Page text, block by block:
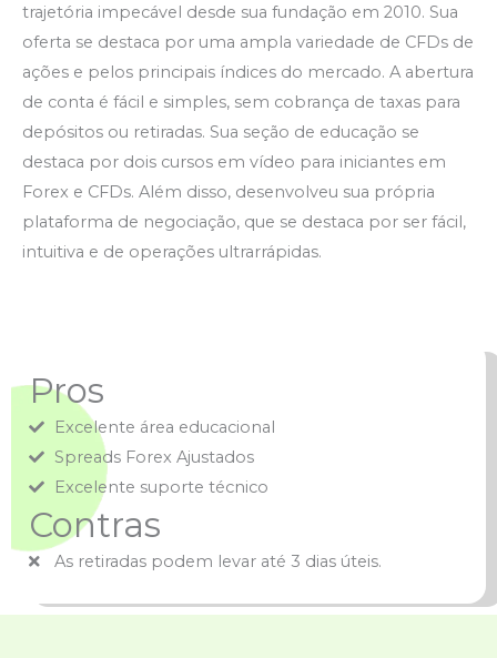
trajetória impecável desde sua fundação em 2010. Sua
oferta se destaca por uma ampla variedade de CFDs de
ações e pelos principais índices do mercado. A abertura
de conta é fácil e simples, sem cobrança de taxas para
depósitos ou retiradas. Sua seção de educação se
destaca por dois cursos em vídeo para iniciantes em
Forex e CFDs. Além disso, desenvolveu sua própria
plataforma de negociação, que se destaca por ser fácil,
intuitiva e de operações ultrarrápidas.
Pros
Excelente área educacional
Spreads Forex Ajustados
Excelente suporte técnico
Contras
As retiradas podem levar até 3 dias úteis.